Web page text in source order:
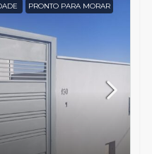
PRONTO PARA MORAR